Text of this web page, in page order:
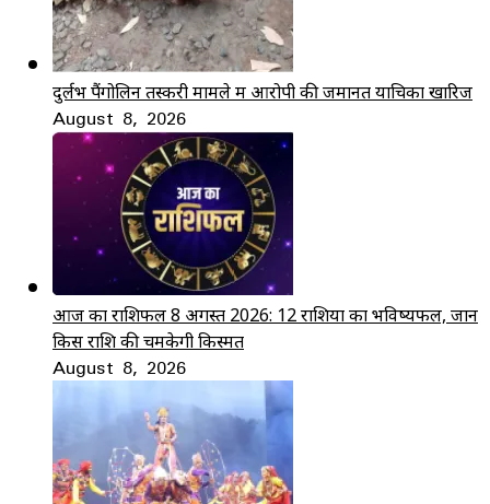
दुर्लभ पैंगोलिन तस्करी मामले में आरोपी की जमानत याचिका खारिज
August 8, 2026
आज का राशिफल 8 अगस्त 2026: 12 राशियों का भविष्यफल, जानें
किस राशि की चमकेगी किस्मत
August 8, 2026